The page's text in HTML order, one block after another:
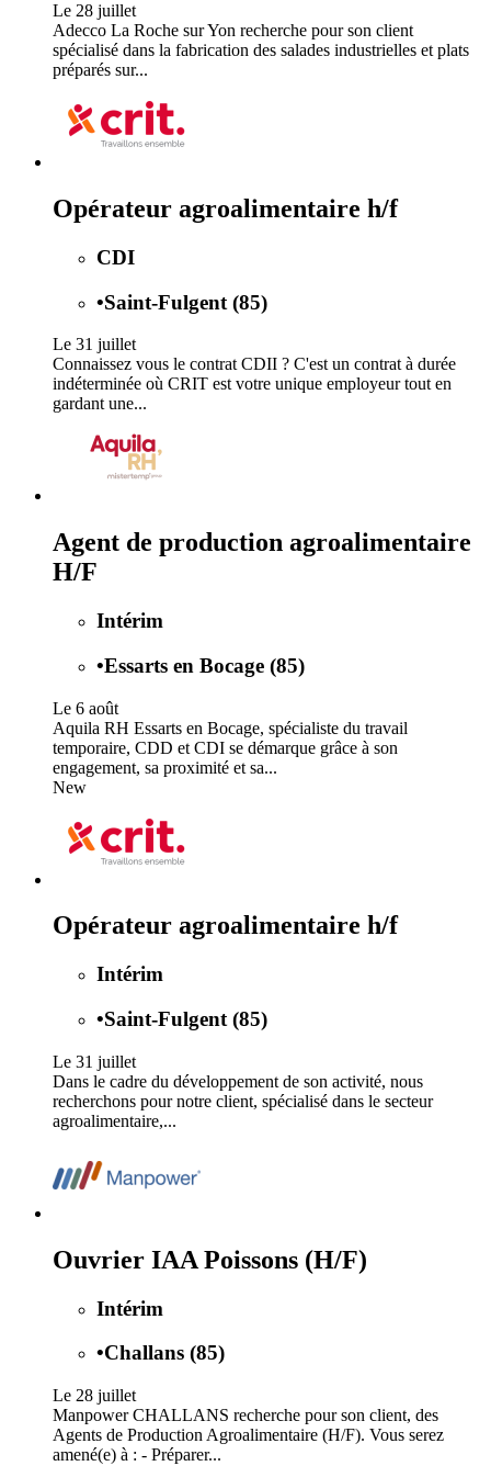
Le 28 juillet
Adecco La Roche sur Yon recherche pour son client
spécialisé dans la fabrication des salades industrielles et plats
préparés sur...
Opérateur agroalimentaire h/f
CDI
•Saint-Fulgent (85)
Le 31 juillet
Connaissez vous le contrat CDII ? C'est un contrat à durée
indéterminée où CRIT est votre unique employeur tout en
gardant une...
Agent de production agroalimentaire
H/F
Intérim
•Essarts en Bocage (85)
Le 6 août
Aquila RH Essarts en Bocage, spécialiste du travail
temporaire, CDD et CDI se démarque grâce à son
engagement, sa proximité et sa...
New
Opérateur agroalimentaire h/f
Intérim
•Saint-Fulgent (85)
Le 31 juillet
Dans le cadre du développement de son activité, nous
recherchons pour notre client, spécialisé dans le secteur
agroalimentaire,...
Ouvrier IAA Poissons (H/F)
Intérim
•Challans (85)
Le 28 juillet
Manpower CHALLANS recherche pour son client, des
Agents de Production Agroalimentaire (H/F). Vous serez
amené(e) à : - Préparer...